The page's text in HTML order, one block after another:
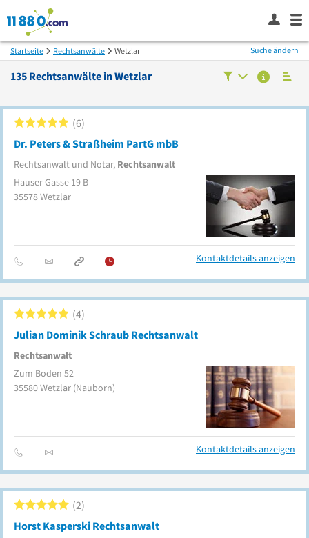
Startseite Rechtsanwälte Wetzlar
135 Rechtsanwälte inWetzlar
Suche ändern
Dr. Peters & Straßheim PartG mbB
Rechtsanwalt und Notar, Rechtsanwalt
6
Hauser Gasse 19 B
35578Wetzlar
Kontaktdetails anzeigen
Julian Dominik Schraub Rechtsanwalt
Rechtsanwalt
4
Zum Boden 52
35580Wetzlar (Nauborn)
Kontaktdetails anzeigen
Horst Kasperski Rechtsanwalt
2